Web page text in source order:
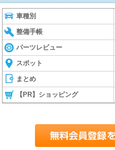
車種別
整備手帳
パーツレビュー
スポット
まとめ
【PR】ショッピング